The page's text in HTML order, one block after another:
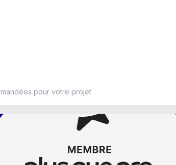
pour votre projet